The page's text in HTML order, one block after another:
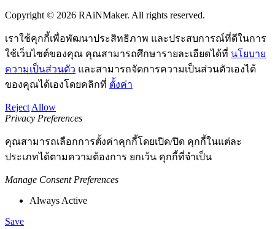
Copyright © 2026 RAiNMaker. All rights reserved.
เราใช้คุกกี้เพื่อพัฒนาประสิทธิภาพ และประสบการณ์ที่ดีในการ
ใช้เว็บไซต์ของคุณ คุณสามารถศึกษารายละเอียดได้ที่ นโยบาย
ความเป็นส่วนตัว และสามารถจัดการความเป็นส่วนตัวเองได้
ของคุณได้เองโดยคลิกที่ ตั้งค่า
Reject Allow
Privacy Preferences
คุณสามารถเลือกการตั้งค่าคุกกี้โดยเปิด/ปิด คุกกี้ในแต่ละ
ประเภทได้ตามความต้องการ ยกเว้น คุกกี้ที่จำเป็น
Manage Consent Preferences
Always Active
Save